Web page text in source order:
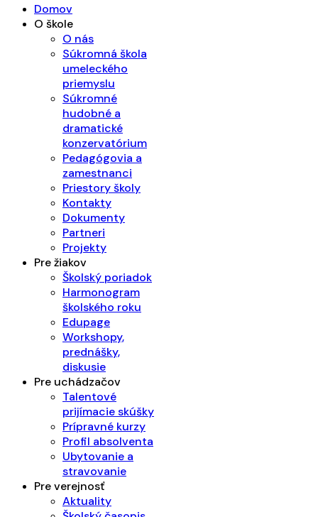
Domov
O škole
O nás
Súkromná škola
umeleckého
priemyslu
Súkromné
hudobné a
dramatické
konzervatórium
Pedagógovia a
zamestnanci
Priestory školy
Kontakty
Dokumenty
Partneri
Projekty
Pre žiakov
Školský poriadok
Harmonogram
školského roku
Edupage
Workshopy,
prednášky,
diskusie
Pre uchádzačov
Talentové
prijímacie skúšky
Prípravné kurzy
Profil absolventa
Ubytovanie a
stravovanie
Pre verejnosť
Aktuality